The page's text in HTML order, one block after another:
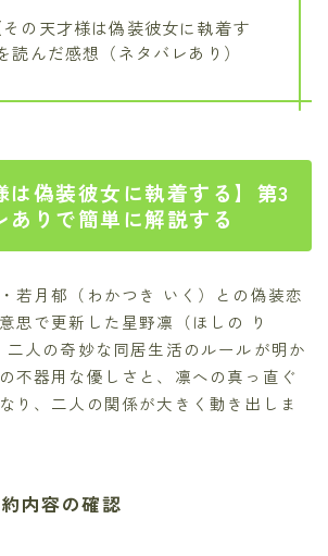
その天才様は偽装彼女に執着す
読んだ感想（ネタバレあり）
は偽装彼女に執着する】第3
ありで簡単に解説する
若月郁（わかつき いく）との偽装恋
思で更新した星野凛（ほしの り
二人の奇妙な同居生活のルールが明か
不器用な優しさと、凛への真っ直ぐ
り、二人の関係が大きく動き出しま
内容の確認